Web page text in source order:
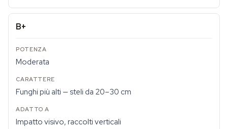
B+
Moderata
Funghi più alti — steli da 20–30 cm
Impatto visivo, raccolti verticali